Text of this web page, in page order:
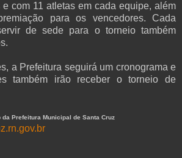
com 11 atletas em cada equipe, além
para os vencedores. Cada
de sede para o torneio também
a Prefeitura seguirá um cronograma e
também irão receber o torneio de
Prefeitura Municipal de Santa Cruz